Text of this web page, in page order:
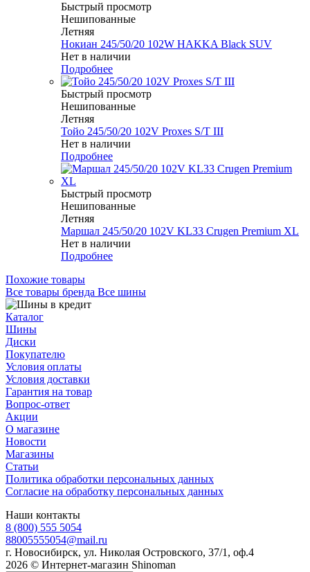
Быстрый просмотр
Нешипованные
Летняя
Нокиан 245/50/20 102W HAKKA Black SUV
Нет в наличии
Подробнее
Быстрый просмотр
Нешипованные
Летняя
Тойо 245/50/20 102V Proxes S/T III
Нет в наличии
Подробнее
Быстрый просмотр
Нешипованные
Летняя
Маршал 245/50/20 102V KL33 Crugen Premium XL
Нет в наличии
Подробнее
Похожие товары
Все товары бренда Все шины
Каталог
Шины
Диски
Покупателю
Условия оплаты
Условия доставки
Гарантия на товар
Вопрос-ответ
Акции
О магазине
Новости
Магазины
Статьи
Политика обработки персональных данных
Согласие на обработку персональных данных
Наши контакты
8 (800) 555 5054
88005555054@mail.ru
г. Новосибирск, ул. Николая Островского, 37/1, оф.4
2026 © Интернет-магазин Shinoman